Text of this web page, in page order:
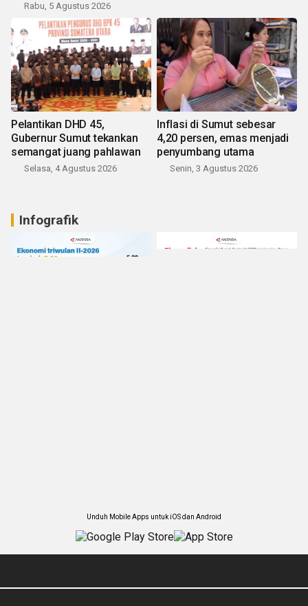
Rabu, 5 Agustus 2026
Pelantikan DHD 45,
Gubernur Sumut tekankan
semangat juang pahlawan
Selasa, 4 Agustus 2026
Inflasi di Sumut sebesar
4,20 persen, emas menjadi
penyumbang utama
Senin, 3 Agustus 2026
Infografik
Unduh Mobile Apps untuk iOS dan Android